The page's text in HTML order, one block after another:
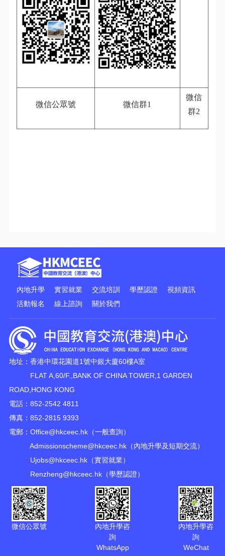
微信公眾號 微信群1
微信
群2
內地升學 實習就業 交流培訓 學歷認證
視頻資訊
活動報名
線上諮詢 關於我們
地址：香港中環花園道1號中銀大廈60樓A室
FLAT A,60/F.,BANK OF CHINA TOWER,1 GARDEN
ROAD,HONG KONG
電話：852-2542 4811
傳真：852-2815 9393
電郵： Office@hkceec.hk（一般查詢）
Admissionscheme@hkceec.hk（內地升學及短期交流）
Ujobs@hkceec.hk（實習就業）
Renzheng@hkceec.hk（學歷認證）
微信公眾號
內地升學咨
詢
WhatsApp
內地升學咨
詢
WeChat